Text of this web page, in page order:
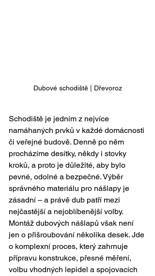
Dubové schodiště | Dřevoroz
Schodiště je jedním z nejvíce
namáhaných prvků v každé domácnosti
či veřejné budově. Denně po něm
procházíme desítky, někdy i stovky
kroků, a proto je důležité, aby bylo
pevné, odolné a bezpečné. Výběr
správného materiálu pro nášlapy je
zásadní – a právě dub patří mezi
nejčastější a nejoblíbenější volby.
Montáž dubových nášlapů však není
jen o přišroubování několika desek. Jde
o komplexní proces, který zahrnuje
přípravu konstrukce, přesné měření,
volbu vhodných lepidel a spojovacích